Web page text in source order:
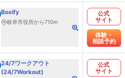
Boxify
岐阜市役所から710m
公式
サイト
体験・
相談予約
24/7ワークアウト
(24/7Workout)
公式
サイト